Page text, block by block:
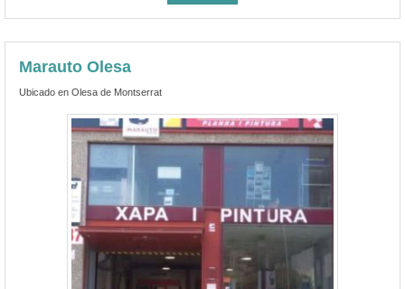
Marauto Olesa
Ubicado en Olesa de Montserrat